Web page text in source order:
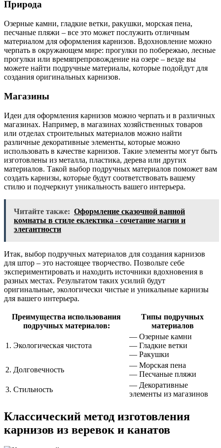
Природа
Озерные камни, гладкие ветки, ракушки, морская пена,
песчаные пляжи – все это может послужить отличным
материалом для оформления карнизов. Вдохновление можно
черпать в окружающем мире: прогулки по побережью, лесные
прогулки или времяпрепровождение на озере – везде вы
можете найти подручные материалы, которые подойдут для
создания оригинальных карнизов.
Магазины
Идеи для оформления карнизов можно черпать и в различных
магазинах. Например, в магазинах хозяйственных товаров
или отделах строительных материалов можно найти
различные декоративные элементы, которые можно
использовать в качестве карнизов. Такие элементы могут быть
изготовлены из металла, пластика, дерева или других
материалов. Такой выбор подручных материалов поможет вам
создать карнизы, которые будут соответствовать вашему
стилю и подчеркнут уникальность вашего интерьера.
Читайте также: Оформление сказочной ванной
комнаты в стиле еклектика - сочетание магии и
элегантности
Итак, выбор подручных материалов для создания карнизов
для штор – это настоящее творчество. Позвольте себе
экспериментировать и находить источники вдохновения в
разных местах. Результатом таких усилий будут
оригинальные, экологически чистые и уникальные карнизы
для вашего интерьера.
Преимущества использования
подручных материалов:
Типы подручных
материалов
1. Экологическая чистота
— Озерные камни
— Гладкие ветки
— Ракушки
2. Долговечность
— Морская пена
— Песчаные пляжи
3. Стильность
— Декоративные
элементы из магазинов
Классический метод изготовления
карнизов из веревок и канатов